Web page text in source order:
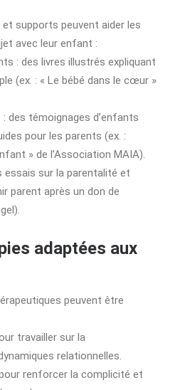
supports peuvent aider les
avec leur enfant :
: des livres illustrés expliquant
(ex. : « Le bébé dans le cœur »
des témoignages d’enfants
pour les parents (ex. :
» de l’Association MAIA).
essais sur la parentalité et
parent après un don de
adaptées aux
peuvent être
travailler sur la
relationnelles.
renforcer la complicité et